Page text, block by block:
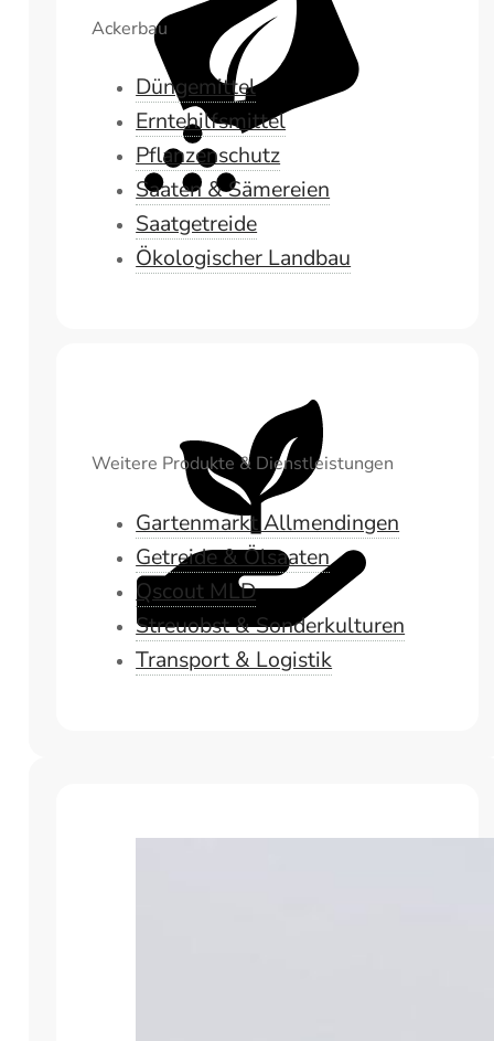
Ackerbau
Düngemittel
Erntehilfsmittel
Pflanzenschutz
Saaten & Sämereien
Saatgetreide
Ökologischer Landbau
Weitere Produkte & Dienstleistungen
Gartenmarkt Allmendingen
Getreide & Ölsaaten
Qscout MLD
Streuobst & Sonderkulturen
Transport & Logistik